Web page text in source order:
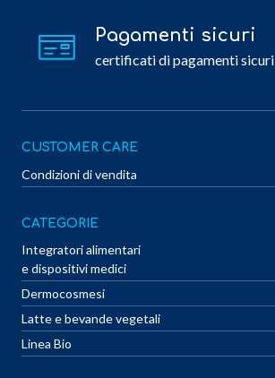
Pagamenti sicuri
certificati di pagamenti sicuri
CUSTOMER CARE
Condizioni di vendita
CATEGORIE
Integratori alimentari
e dispositivi medici
Dermocosmesi
Latte e bevande vegetali
Linea Bio